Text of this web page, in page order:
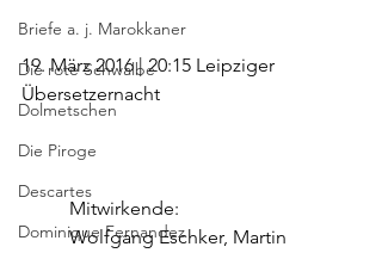
Briefe a. j. Marokkaner
Die rote Schwalbe
Dolmetschen
Die Piroge
Descartes
Dominique Fernandez
19. März 2016 | 20:15 Leipziger
Übersetzernacht
Mitwirkende:
Wolfgang Eschker, Martin